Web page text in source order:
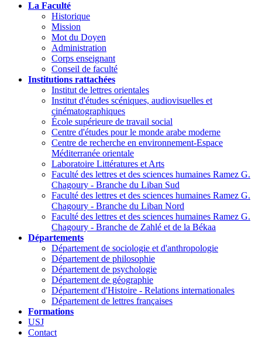
La Faculté
Historique
Mission
Mot du Doyen
Administration
Corps enseignant
Conseil de faculté
Institutions rattachées
Institut de lettres orientales
Institut d'études scéniques, audiovisuelles et
cinématographiques
École supérieure de travail social
Centre d'études pour le monde arabe moderne
Centre de recherche en environnement-Espace
Méditerranée orientale
Laboratoire Littératures et Arts
Faculté des lettres et des sciences humaines Ramez G.
Chagoury - Branche du Liban Sud
Faculté des lettres et des sciences humaines Ramez G.
Chagoury - Branche du Liban Nord
Faculté des lettres et des sciences humaines Ramez G.
Chagoury - Branche de Zahlé et de la Békaa
Départements
Département de sociologie et d'anthropologie
Département de philosophie
Département de psychologie
Département de géographie
Département d'Histoire - Relations internationales
Département de lettres françaises
Formations
USJ
Contact